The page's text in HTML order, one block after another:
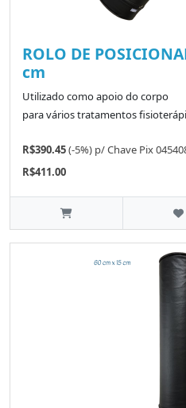
ROLO DE
cm
Utilizado como apoio do corpo
para vários tratamentos
R$390.45(-5%) p/Chave Pix
R$411.00